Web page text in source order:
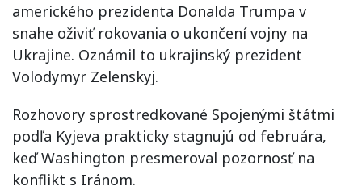
amerického prezidenta Donalda Trumpa v
snahe oživiť rokovania o ukončení vojny na
Ukrajine. Oznámil to ukrajinský prezident
Volodymyr Zelenskyj.
Rozhovory sprostredkované Spojenými štátmi
podľa Kyjeva prakticky stagnujú od februára,
keď Washington presmeroval pozornosť na
konflikt s Iránom.